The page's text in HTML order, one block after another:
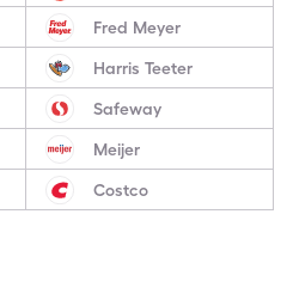
Fred Meyer
Harris Teeter
Safeway
Meijer
Costco